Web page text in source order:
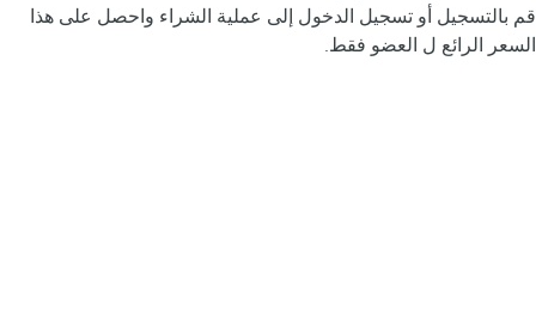
قم بالتسجيل أو تسجيل الدخول إلى عملية الشراء واحصل على هذا
السعر الرائع ل العضو فقط.